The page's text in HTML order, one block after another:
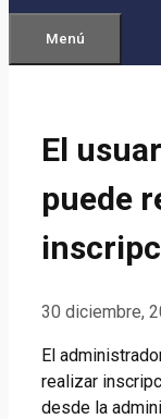
Menú
El
puede
30 diciembre,
El
realizar
desde la